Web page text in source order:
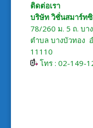
ติดต่อเรา
บริษัท วิชั่นสมาร์ท
78/260 ม. 5 ถ. บา
ตำบล บางบัวทอง
11110
โทร : 02-149-